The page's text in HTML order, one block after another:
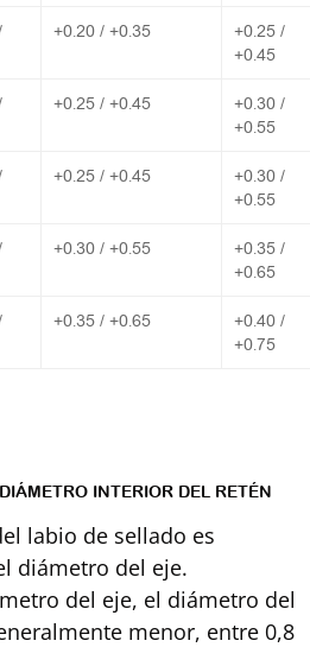
+0.20 / +0.35
+0.25 /
+0.45
+0.25 / +0.45
+0.30 /
+0.55
+0.25 / +0.45
+0.30 /
+0.55
+0.30 / +0.55
+0.35 /
+0.65
+0.35 / +0.65
+0.40 /
+0.75
INTERIOR DEL RETÉN
labio de sellado es
diámetro del eje.
del eje, el diámetro del
menor, entre 0,8